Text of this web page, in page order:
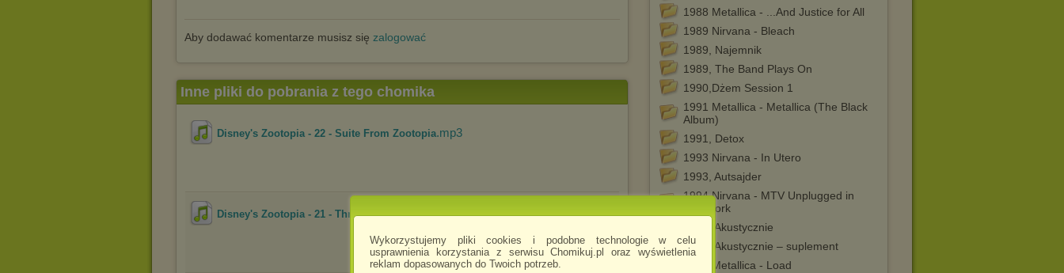
Wykorzystujemy pliki cookies i podobne technologie w celu
usprawnienia korzystania z serwisu Chomikuj.pl oraz wyświetlenia
reklam dopasowanych do Twoich potrzeb.
Aby dodawać komentarze musisz się zalogować
1988 Metallica - ...And Justice for All
1989 Nirvana - Bleach
1989, Najemnik
1989, The Band Plays On
1990,Dżem Session 1
1991 Metallica - Metallica (The Black
Album)
1991, Detox
1993 Nirvana - In Utero
1993, Autsajder
1994 Nirvana - MTV Unplugged in
New York
1994, Akustycznie
1994, Akustycznie – suplement
1996 Metallica - Load
Inne pliki do pobrania z tego chomika
Disney's Zootopia - 22 - Suite From Zootopia.mp3
Disney's Zootopia - 21 - Three-Toe Bandito.mp3